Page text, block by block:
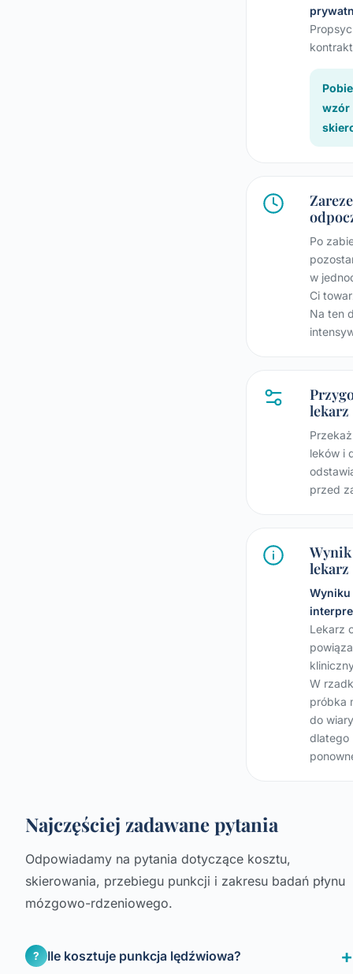
wzór
Po
w
Ci
Na ten
lekarz
leków i
przed
lekarz
Wyniku
Lekarz
W
próbka
do
dlatego
Najczęściej zadawane pytania
Odpowiadamy na pytania dotyczące kosztu,
skierowania, przebiegu punkcji i zakresu badań płynu
mózgowo-rdzeniowego.
? Ile kosztuje punkcja lędźwiowa?